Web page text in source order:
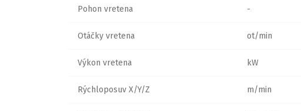
Pohon vretena -
Otáčky vretena ot/min
Výkon vretena kW
Rýchloposuv X/Y/Z m/min